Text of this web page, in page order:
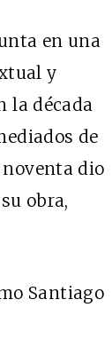
en una
y
la década
de
dio
obra,
Santiago